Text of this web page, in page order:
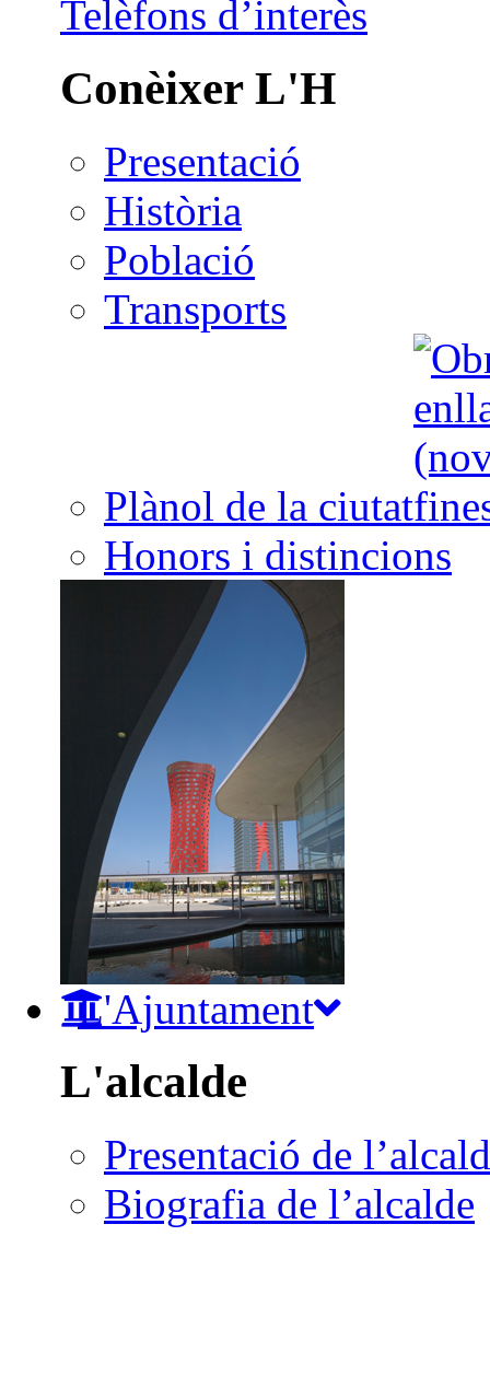
Telèfons d’interès
Conèixer L'H
Presentació
Història
Població
Transports
Plànol de la ciutat
Honors i distincions
L'Ajuntament
L'alcalde
Presentació de
Biografia de l’alcalde